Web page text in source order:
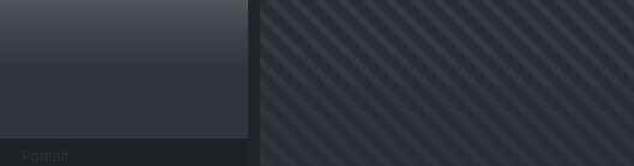
Portrait